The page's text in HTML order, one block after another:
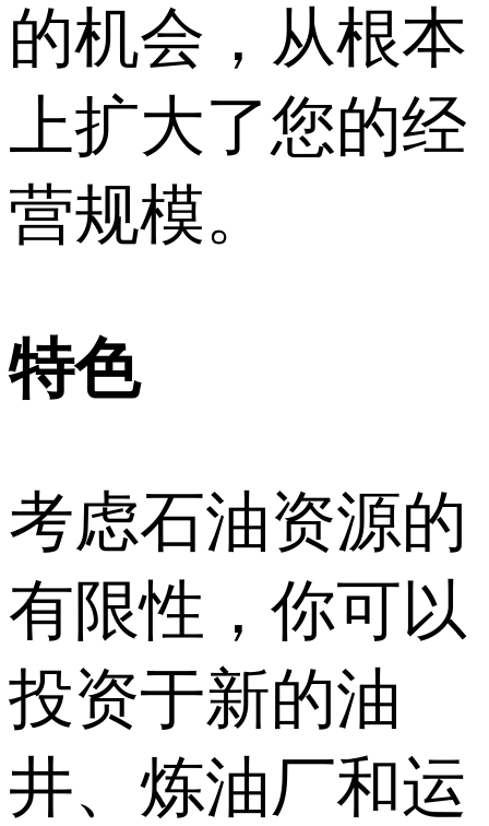
的机会，从根本
上扩大了您的经
营规模。
特色
考虑石油资源的
有限性，你可以
投资于新的油
井、炼油厂和运